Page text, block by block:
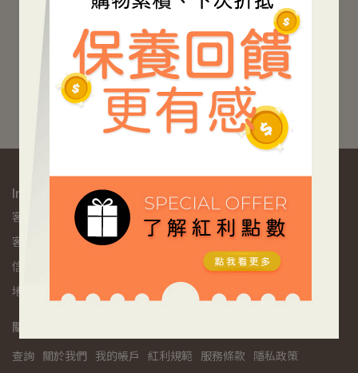
榮獲國家新創獎~ 光淨化抗
菌口罩
【AUROS光子天使】光觸
媒抗菌立體口罩10入/盒
NT$450
加入購物車
Informations
客服專線：02-2581-8867
客服時間：9:00am - 6:00pm
信箱：service@auros.com.tw
地址：104003台北市中山區長安東路一段21號9樓
關於我們
查詢 關於我們 我的帳戶 紅利規範 服務條款 隱私政策